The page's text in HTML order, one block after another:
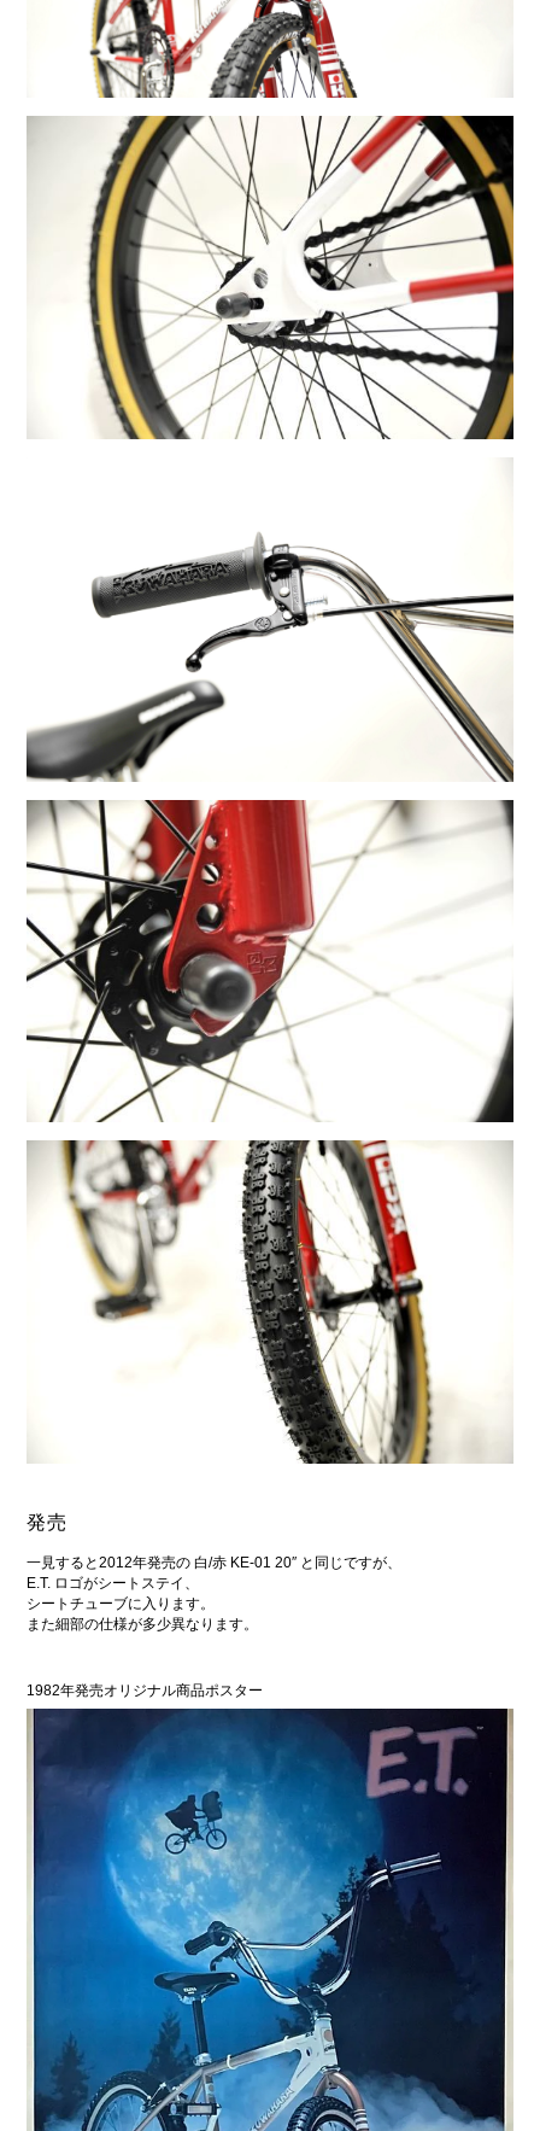
発売
一見すると2012年発売の 白/赤 KE-01 20″ と同じですが、
E.T. ロゴがシートステイ、
シートチューブに入ります。
また細部の仕様が多少異なります。
1982年発売オリジナル商品ポスター